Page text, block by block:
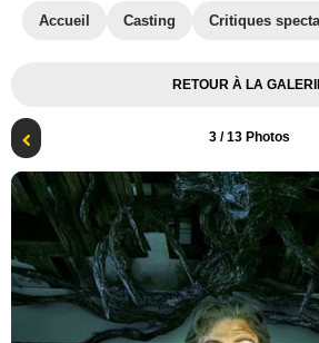
Accueil Casting Critiques
RETOUR À LA
3/ 13 Photos